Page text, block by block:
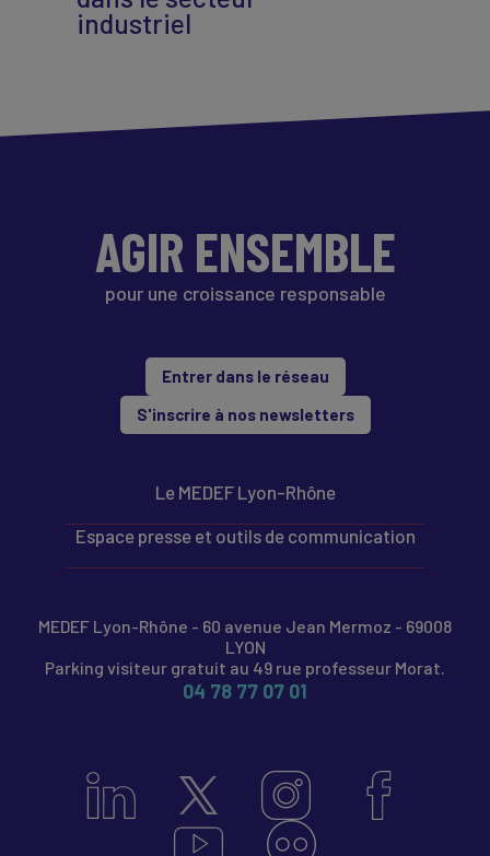
industriel
AGIR ENSEMBLE
pour une croissance responsable
Entrer dans le réseau
S'inscrire à nos newsletters
Le MEDEF Lyon-Rhône
Espace presse et outils de communication
MEDEF Lyon-Rhône - 60 avenue Jean Mermoz - 69008
LYON
Parking visiteur gratuit au 49 rue professeur Morat.
04 78 77 07 01